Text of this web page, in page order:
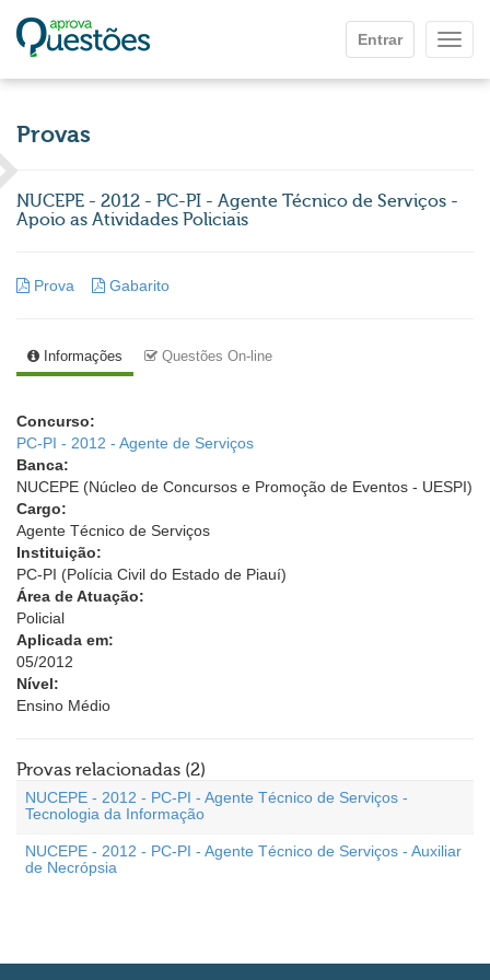
Entrar
Provas
NUCEPE - 2012 - PC-PI - Agente Técnico de Serviços -
Apoio as Atividades Policiais
Prova Gabarito
Informações Questões On-line
Concurso:
PC-PI - 2012 - Agente de Serviços
Banca:
NUCEPE (Núcleo de Concursos e Promoção de Eventos - UESPI)
Cargo:
Agente Técnico de Serviços
Instituição:
PC-PI (Polícia Civil do Estado de Piauí)
Área de Atuação:
Policial
Aplicada em:
05/2012
Nível:
Ensino Médio
Provas relacionadas (2)
NUCEPE - 2012 - PC-PI - Agente Técnico de Serviços -
Tecnologia da Informação
NUCEPE - 2012 - PC-PI - Agente Técnico de Serviços - Auxiliar
de Necrópsia